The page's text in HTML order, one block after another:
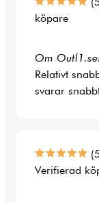
köpare
Om
Relativt
svarar
Verifierad